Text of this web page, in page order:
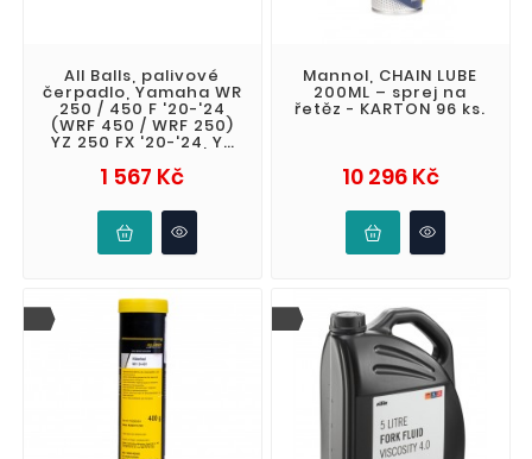
All Balls, palivové
čerpadlo, Yamaha WR
250 / 450 F '20-'24
(WRF 450 / WRF 250)
YZ 250 FX '20-'24, YZ
1 567 KčCena
Mannol, CHAIN LUBE
200ML – sprej na
řetěz - KARTON 96 ks.
10 296 KčCena